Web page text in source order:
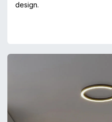
design.